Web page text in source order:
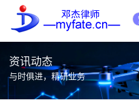
资讯动态
与时俱进，精研业务